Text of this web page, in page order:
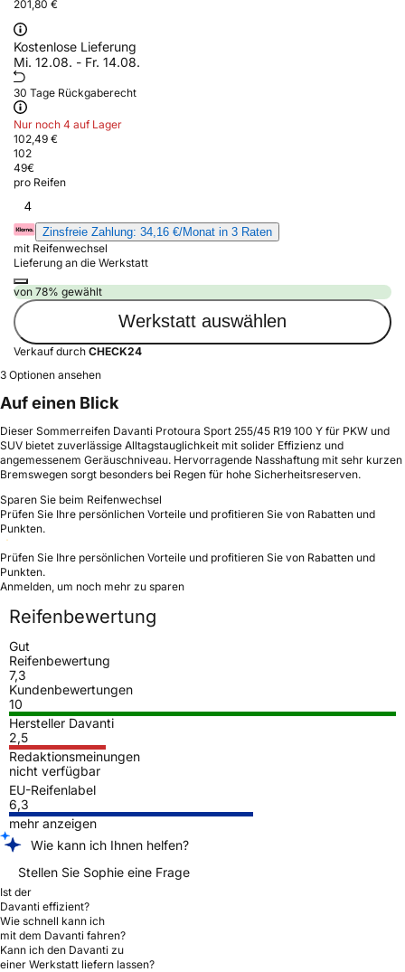
201,80 €
Kostenlose Lieferung
Mi. 12.08. - Fr. 14.08.
30 Tage Rückgaberecht
Nur noch 4 auf Lager
102,49 €
102
49€
pro Reifen
4
Zinsfreie Zahlung: 34,16 €/Monat in 3 Raten
mit Reifenwechsel
Lieferung an die Werkstatt
von 78% gewählt
Werkstatt auswählen
Verkauf durch CHECK24
3 Optionen ansehen
Auf einen Blick
Dieser Sommerreifen Davanti Protoura Sport 255/45 R19 100 Y für PKW und
SUV bietet zuverlässige Alltagstauglichkeit mit solider Effizienz und
angemessenem Geräuschniveau. Hervorragende Nasshaftung mit sehr kurzen
Bremswegen sorgt besonders bei Regen für hohe Sicherheitsreserven.
Sparen Sie beim Reifenwechsel
Prüfen Sie Ihre persönlichen Vorteile und profitieren Sie von Rabatten und
Punkten.
Prüfen Sie Ihre persönlichen Vorteile und profitieren Sie von Rabatten und
Punkten.
Anmelden, um noch mehr zu sparen
Reifenbewertung
Gut
Reifenbewertung
7,3
Kundenbewertungen
10
Hersteller Davanti
2,5
Redaktionsmeinungen
nicht verfügbar
EU-Reifenlabel
6,3
mehr anzeigen
Wie kann ich Ihnen helfen?
Stellen Sie Sophie eine Frage
Ist der
Davanti effizient?
Wie schnell kann ich
mit dem Davanti fahren?
Kann ich den Davanti zu
einer Werkstatt liefern lassen?